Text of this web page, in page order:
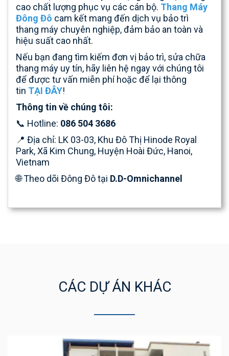
cao chất lượng phục vụ các cán bộ. Thang Máy
Đông Đô cam kết mang đến dịch vụ bảo trì
thang máy chuyên nghiệp, đảm bảo an toàn và
hiệu suất cao nhất.
Nếu bạn đang tìm kiếm đơn vị bảo trì, sửa chữa
thang máy uy tín, hãy liên hệ ngay với chúng tôi
để được tư vấn miễn phí hoặc để lại thông
tin TẠI ĐÂY!
Thông tin về chúng tôi:
📞 Hotline: 086 504 3686
📍 Địa chỉ: LK 03-03, Khu Đô Thị Hinode Royal
Park, Xã Kim Chung, Huyện Hoài Đức, Hanoi,
Vietnam
🌐 Theo dõi Đông Đô tại D.D-Omnichannel
CÁC DỰ ÁN KHÁC